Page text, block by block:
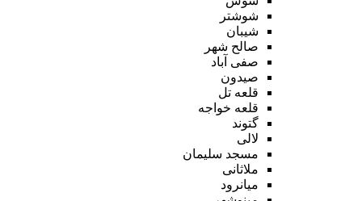
شوشتر
شیبان
صالح شهر
صفی آباد
صیدون
قلعه تل
قلعه خواجه
گتوند
لالی
مسجد سلیمان
ملاثانی
میانرود